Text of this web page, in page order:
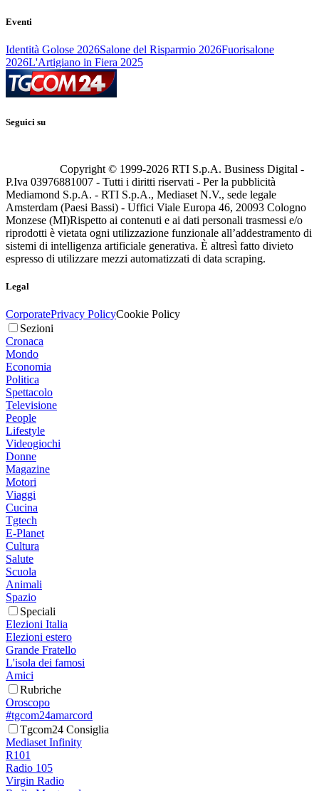
Eventi
Identità Golose 2026Salone del Risparmio 2026Fuorisalone
2026L'Artigiano in Fiera 2025
Seguici su
Copyright © 1999-2026 RTI S.p.A. Business Digital -
P.Iva 03976881007 - Tutti i diritti riservati - Per la pubblicità
Mediamond S.p.A. - RTI S.p.A., Mediaset N.V., sede legale
Amsterdam (Paesi Bassi) - Uffici Viale Europa 46, 20093 Cologno
Monzese (MI)Rispetto ai contenuti e ai dati personali trasmessi e/o
riprodotti è vietata ogni utilizzazione funzionale all’addestramento di
sistemi di intelligenza artificiale generativa. È altresì fatto divieto
espresso di utilizzare mezzi automatizzati di data scraping.
Legal
CorporatePrivacy PolicyCookie Policy
Sezioni
Cronaca
Mondo
Economia
Politica
Spettacolo
Televisione
People
Lifestyle
Videogiochi
Donne
Magazine
Motori
Viaggi
Cucina
Tgtech
E-Planet
Cultura
Salute
Scuola
Animali
Spazio
Speciali
Elezioni Italia
Elezioni estero
Grande Fratello
L'isola dei famosi
Amici
Rubriche
Oroscopo
#tgcom24amarcord
Tgcom24 Consiglia
Mediaset Infinity
R101
Radio 105
Virgin Radio